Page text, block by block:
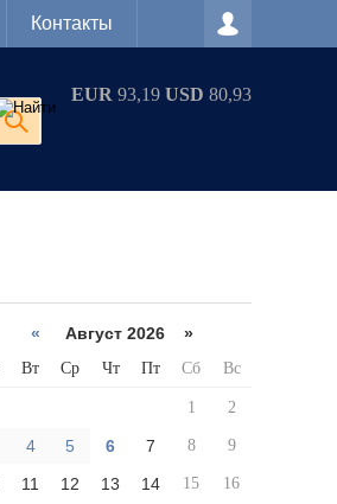
Контакты
EUR 93,19 USD 80,93
« Август 2026 »
Вт Ср Чт Пт Сб Вс
1 2
4 5 6 7 8 9
11 12 13 14 15 16